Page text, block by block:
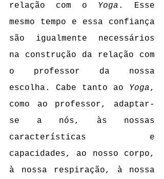
relação com o Yoga . Esse
mesmo tempo e essa confiança
são igualmente necessários
na construção da relação com
o professor da nossa
escolha. Cabe tanto ao Yoga,
como ao professor, adaptar-
se a nós, às nossas
características e
capacidades, ao nosso corpo,
à nossa respiração, à nossa